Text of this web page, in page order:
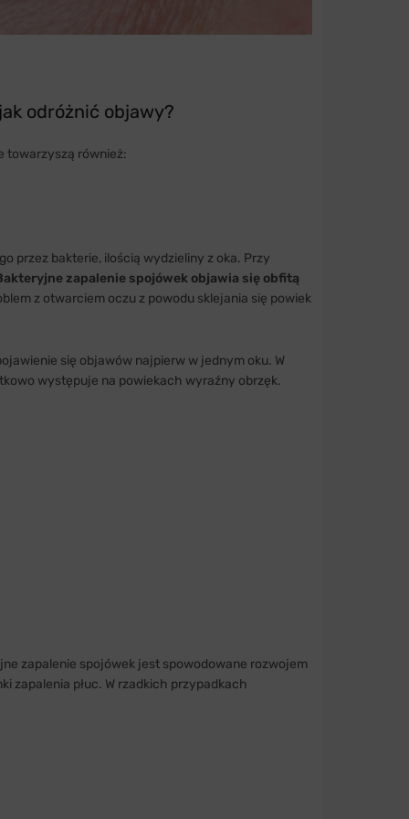
odróżnić objawy?
towarzyszą również:
przez bakterie, ilością wydzieliny z oka. Przy
zapalenie spojówek objawia się obfitą
z otwarciem oczu z powodu sklejania się powiek
się objawów najpierw w jednym oku. W
występuje na powiekach wyraźny obrzęk.
zapalenie spojówek jest spowodowane rozwojem
zapalenia płuc. W rzadkich przypadkach